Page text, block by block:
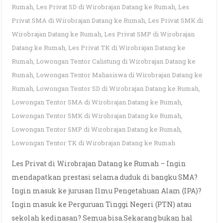
Rumah, Les Privat SD di Wirobrajan Datang ke Rumah, Les
Privat SMA di Wirobrajan Datang ke Rumah, Les Privat SMK di
Wirobrajan Datang ke Rumah, Les Privat SMP di Wirobrajan
Datang ke Rumah, Les Privat TK di Wirobrajan Datang ke
Rumah, Lowongan Tentor Calistung di Wirobrajan Datang ke
Rumah, Lowongan Tentor Mahasiswa di Wirobrajan Datang ke
Rumah, Lowongan Tentor SD di Wirobrajan Datang ke Rumah,
Lowongan Tentor SMA di Wirobrajan Datang ke Rumah,
Lowongan Tentor SMK di Wirobrajan Datang ke Rumah,
Lowongan Tentor SMP di Wirobrajan Datang ke Rumah,
Lowongan Tentor TK di Wirobrajan Datang ke Rumah
Les Privat di Wirobrajan Datang ke Rumah – Ingin
mendapatkan prestasi selama duduk di bangku SMA?
Ingin masuk ke jurusan Ilmu Pengetahuan Alam (IPA)?
Ingin masuk ke Perguruan Tinggi Negeri (PTN) atau
sekolah kedinasan? Semua bisa.Sekarang bukan hal